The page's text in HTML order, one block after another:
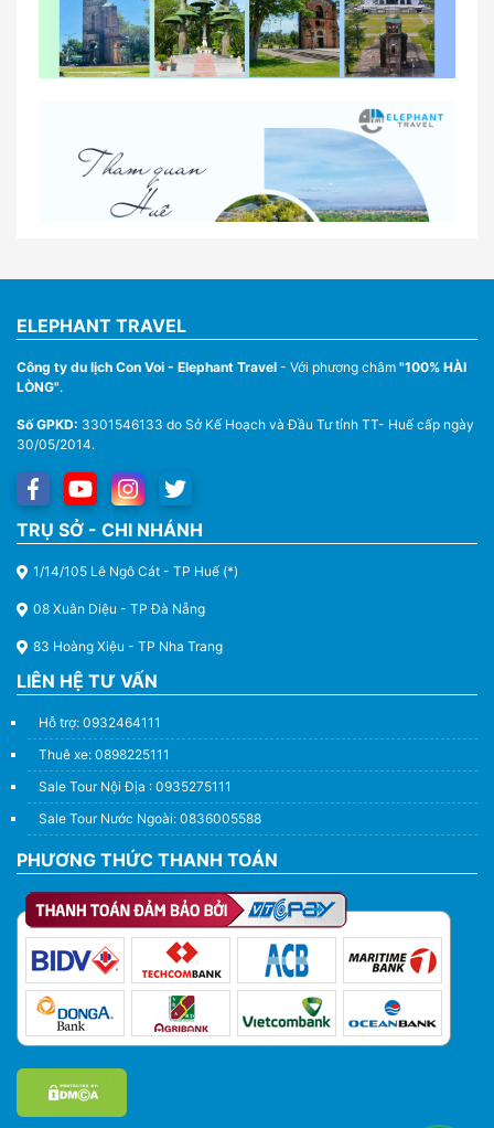
So sánh thuê xe tự lái và thuê xe có tài xế tại Huế
Nhà Xe Con Voi – Dịch Vụ Cho Thuê Xe Từ Huế,
Sân Bay Phú Bài Đi Thánh Địa La Vang
Thuê Xe Du Lịch Tại Huế – Từ 4 Chỗ Đến 45 Chỗ
ELEPHANT TRAVEL
Công ty du lịch Con Voi - Elephant Travel - Với phương châm "100% HÀI
LÒNG".
Số GPKD: 3301546133 do Sở Kế Hoạch và Đầu Tư tỉnh TT- Huế cấp ngày
30/05/2014.
TRỤ SỞ - CHI NHÁNH
1/14/105 Lê Ngô Cát - TP Huế (*)
08 Xuân Diệu - TP Đà Nẵng
83 Hoàng Xiệu - TP Nha Trang
LIÊN HỆ TƯ VẤN
Hỗ trợ: 0932464111
Thuê xe: 0898225111
Sale Tour Nội Địa : 0935275111
Sale Tour Nước Ngoài: 0836005588
PHƯƠNG THỨC THANH TOÁN